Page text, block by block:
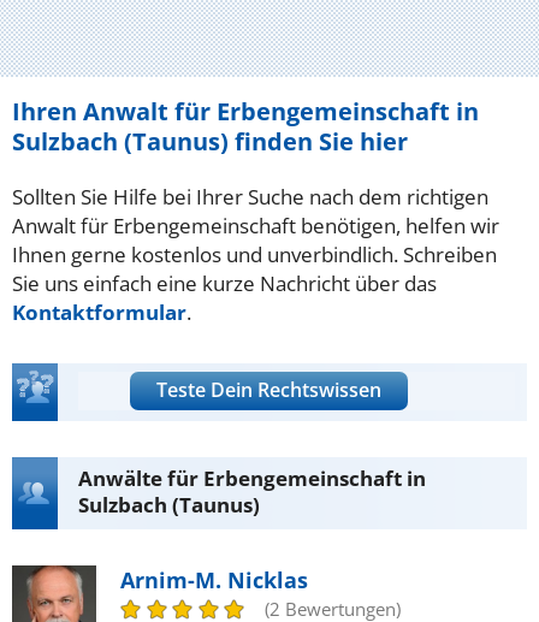
Ihren Anwalt für Erbengemeinschaft in
Sulzbach (Taunus) finden Sie hier
Sollten Sie Hilfe bei Ihrer Suche nach dem richtigen
Anwalt für Erbengemeinschaft benötigen, helfen wir
Ihnen gerne kostenlos und unverbindlich. Schreiben
Sie uns einfach eine kurze Nachricht über das
Kontaktformular.
Teste Dein Rechtswissen
Anwälte für Erbengemeinschaft in
Sulzbach (Taunus)
Arnim-M. Nicklas
(2 Bewertungen)